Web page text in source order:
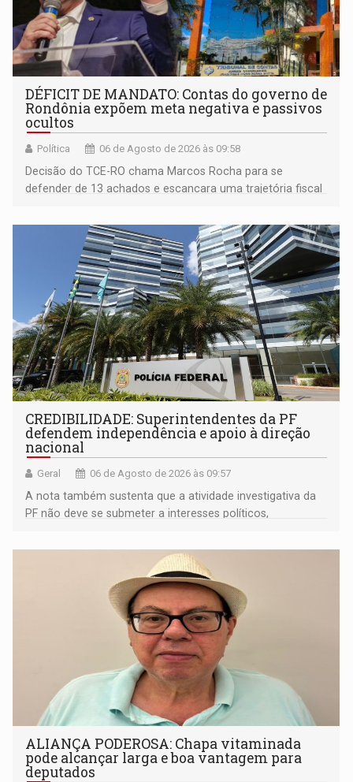
DÉFICIT DE MANDATO: Contas do governo de
Rondônia expõem meta negativa e passivos
ocultos
Política 06 de Agosto de 2026 às 09:58
Decisão do TCE-RO chama Marcos Rocha para se
defender de 13 achados e escancara uma trajetória fiscal
mandato
CREDIBILIDADE: Superintendentes da PF
defendem independência e apoio à direção
nacional
Geral 06 de Agosto de 2026 às 09:57
A nota também sustenta que a atividade investigativa da
PF não deve se submeter a interesses políticos,
ALIANÇA PODEROSA: Chapa vitaminada
pode alcançar larga e boa vantagem para
deputados